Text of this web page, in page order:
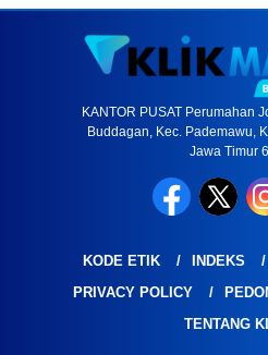
KANTOR PUSAT Perumahan
Buddagan, Kec. Pademawu,
Jawa Timur
KODE ETIK INDEKS
PRIVACY POLICY
TENTANG